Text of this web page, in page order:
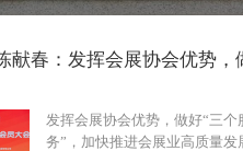
献春：发挥会展协会优势，
发挥会展协会优势，做好“三个
务”，加快推进会展业高质量发